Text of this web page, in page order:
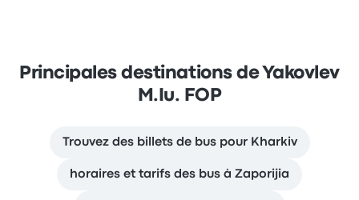
Principales destinations de Yakovlev
M.Iu. FOP
Trouvez des billets de bus pour Kharkiv
horaires et tarifs des bus à Zaporijia